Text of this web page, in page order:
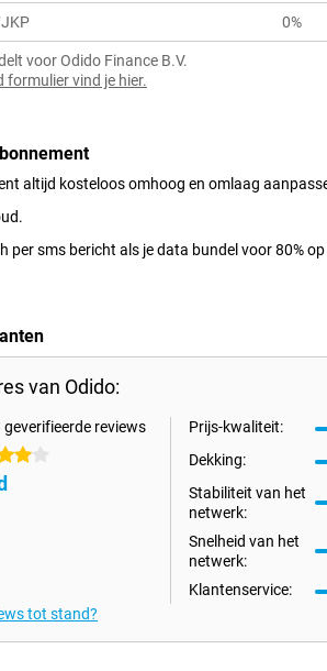
0%
voor Odido Finance B.V.
formulier vind je hier.
altijd kosteloos omhoog en omlaag
per sms bericht als je data bundel voor 80% op
van Odido:
geverifieerde reviews
Prijs-kwaliteit:
Dekking:
Stabiliteit van het
netwerk:
Snelheid van het
netwerk:
Klantenservice:
tot stand?